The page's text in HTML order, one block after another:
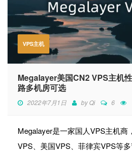
VPS主机
Megalayer美国CN2 VPS主机
路多机房可选
2022年7月1日 byQi 6
Megalayer是一家国人VPS主机商
VPS、美国VPS、菲律宾VPS等